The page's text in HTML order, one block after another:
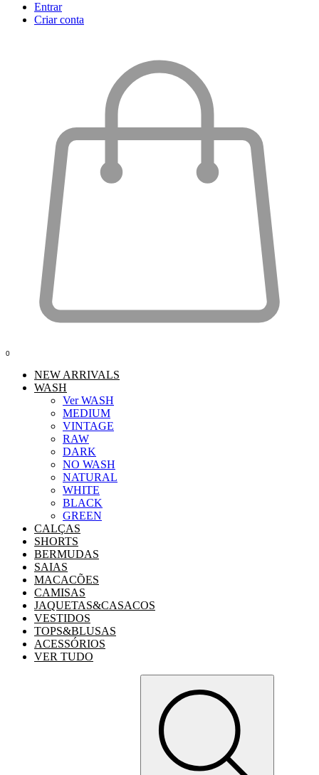
Entrar
Criar conta
0
NEW ARRIVALS
WASH
Ver WASH
MEDIUM
VINTAGE
RAW
DARK
NO WASH
NATURAL
WHITE
BLACK
GREEN
CALÇAS
SHORTS
BERMUDAS
SAIAS
MACACÕES
CAMISAS
JAQUETAS&CASACOS
VESTIDOS
TOPS&BLUSAS
ACESSÓRIOS
VER TUDO